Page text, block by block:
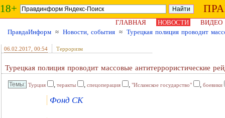
18+
ГЛАВНАЯ НОВОСТИ
ВИДЕО
ПравдаИнформ ≈ Новости, события ≈ Турецкая полиция проводит
06.02.2017 , 00:54 Терроризм
Турецкая полиция проводит массовые антитеррористические
Турция , теракты , спецоперация , "Исламское государство" , боевики
Фонд СК